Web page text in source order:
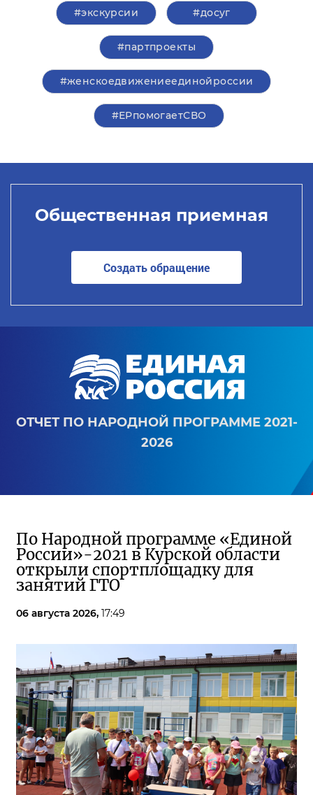
#экскурсии #досуг
#партпроекты
#женскоедвижениеединойроссии
#ЕРпомогаетСВО
Общественная приемная
Создать обращение
ОТЧЕТ ПО НАРОДНОЙ ПРОГРАММЕ 2021-
2026
По Народной программе «Единой
России»-2021 в Курской области
открыли спортплощадку для
занятий ГТО
06 августа 2026, 17:49